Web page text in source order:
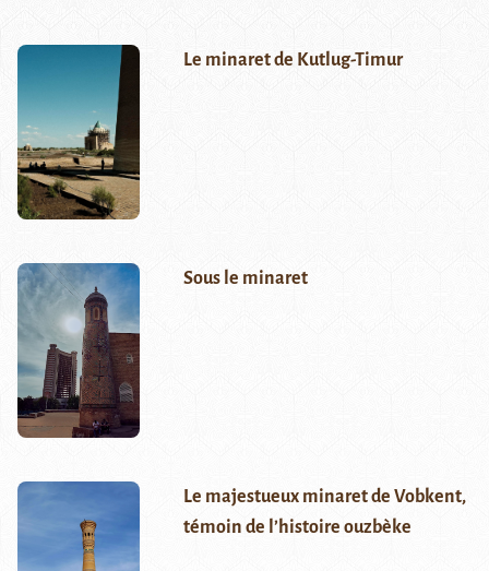
Le minaret de Kutlug-Timur
Sous le minaret
Le majestueux minaret de Vobkent,
témoin de l’histoire ouzbèke